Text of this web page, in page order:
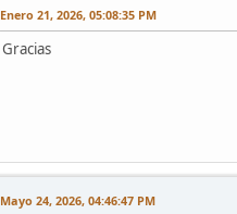
Enero 21, 2026, 05:08:35 PM
Gracias
Mayo 24, 2026, 04:46:47 PM